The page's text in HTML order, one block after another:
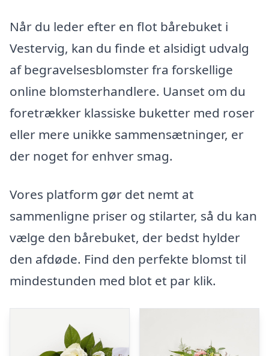
Når du leder efter en flot bårebuket i
Vestervig, kan du finde et alsidigt udvalg
af begravelsesblomster fra forskellige
online blomsterhandlere. Uanset om du
foretrækker klassiske buketter med roser
eller mere unikke sammensætninger, er
der noget for enhver smag.
Vores platform gør det nemt at
sammenligne priser og stilarter, så du kan
vælge den bårebuket, der bedst hylder
den afdøde. Find den perfekte blomst til
mindestunden med blot et par klik.